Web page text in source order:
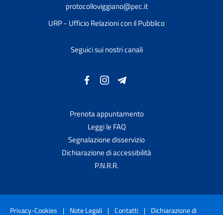
protocolloviggiano@pec.it
URP - Ufficio Relazioni con il Pubblico
Seguici sui nostri canali
Prenota appuntamento
Leggi le FAQ
Segnalazione disservizio
Dichiarazione di accessibilità
P.N.R.R.
Privacy-Cookies | Note Legali | Contatti | Dichiarazione di